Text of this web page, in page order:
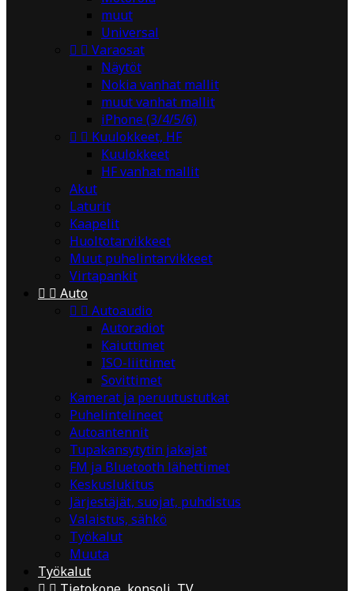
muut
Universal
  Varaosat
Näytöt
Nokia vanhat mallit
muut vanhat mallit
iPhone (3/4/5/6)
  Kuulokkeet, HF
Kuulokkeet
HF vanhat mallit
Akut
Laturit
Kaapelit
Huoltotarvikkeet
Muut puhelintarvikkeet
Virtapankit
  Auto
  Autoaudio
Autoradiot
Kaiuttimet
ISO-liittimet
Sovittimet
Kamerat ja peruutustutkat
Puhelintelineet
Autoantennit
Tupakansytytin jakajat
FM ja Bluetooth lähettimet
Keskuslukitus
Järjestäjät, suojat, puhdistus
Valaistus, sähkö
Työkalut
Muuta
Työkalut